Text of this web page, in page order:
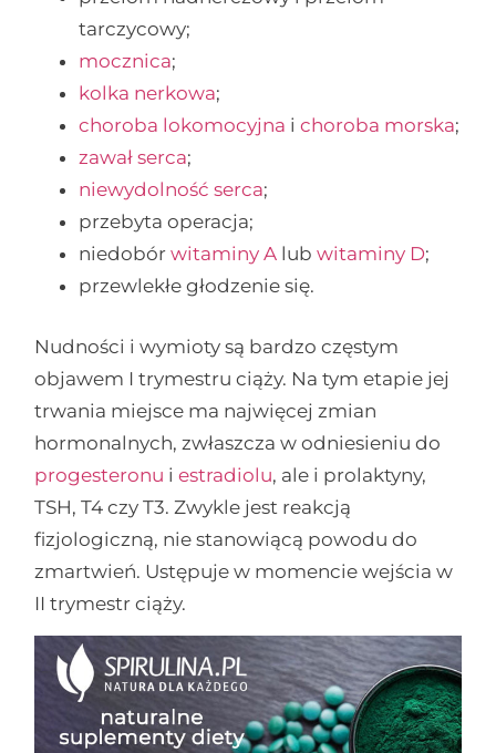
tarczycowy;
mocznica;
kolka nerkowa;
choroba lokomocyjna ichoroba morska;
zawał serca;
niewydolność serca;
przebyta operacja;
niedobórwitaminy A lubwitaminy D;
przewlekłe głodzenie się.
Nudności i wymioty są bardzo częstym
objawem I trymestru ciąży. Na tym etapie jej
trwania miejsce ma najwięcej zmian
hormonalnych, zwłaszcza w odniesieniu do
progesteronu iestradiolu, ale i prolaktyny,
TSH, T4 czy T3. Zwykle jest reakcją
fizjologiczną, nie stanowiącą powodu do
zmartwień. Ustępuje w momencie wejścia w
II trymestr ciąży.